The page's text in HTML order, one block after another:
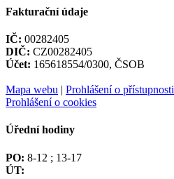
Fakturační údaje
IČ: 00282405
DIČ: CZ00282405
Účet: 165618554/0300, ČSOB
Mapa webu | Prohlášení o přístupnosti
Prohlášení o cookies
Úřední hodiny
PO: 8-12 ; 13-17
ÚT: